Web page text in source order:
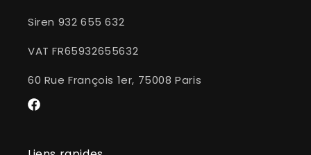
Siren 932 655 632
VAT FR65932655632
60 Rue François 1er, 75008 Paris
Facebook